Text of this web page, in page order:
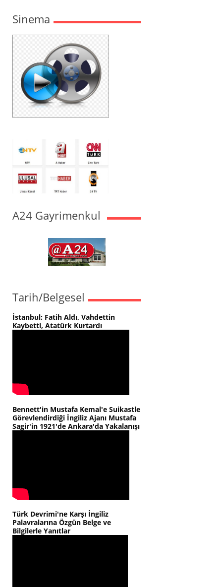
Sinema
A24 Gayrimenkul
Tarih/Belgesel
İstanbul: Fatih Aldı, Vahdettin
Kaybetti, Atatürk Kurtardı
Bennett'in Mustafa Kemal'e Suikastle
Görevlendirdiği İngiliz Ajanı Mustafa
Sagir'in 1921'de Ankara'da Yakalanışı
Türk Devrimi'ne Karşı İngiliz
Palavralarına Özgün Belge ve
Bilgilerle Yanıtlar